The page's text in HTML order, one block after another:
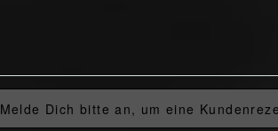
Melde Dich bitte an, um eine